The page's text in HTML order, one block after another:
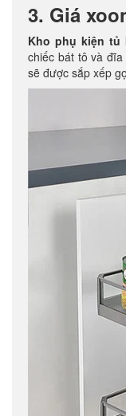
3. Giá
Kho phụ kiện tủ
chiếc bát tô và
sẽ được sắp xếp